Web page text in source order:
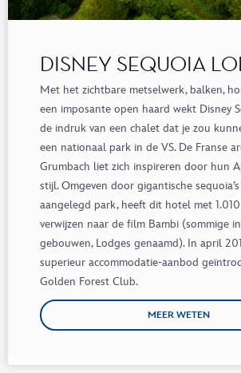
DISNEY SEQUOIA
Met het zichtbare metselwerk, balken,
een imposante open haard wekt Disney
de indruk van een chalet dat je zou
een nationaal park in de VS. De Franse
Grumbach liet zich inspireren door hun
stijl. Omgeven door gigantische sequoia’s
aangelegd park, heeft dit hotel met
verwijzen naar de film Bambi (sommige
gebouwen, Lodges genaamd). In april
superieur accommodatie-aanbod
Golden Forest Club.
MEER WETEN